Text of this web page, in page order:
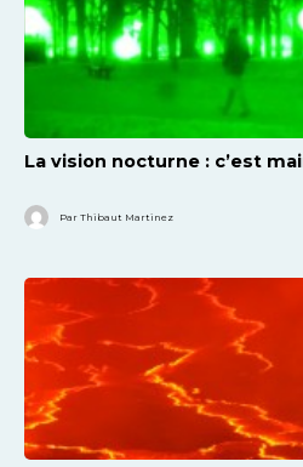
La vision nocturne : c’est
Par Thibaut Martinez